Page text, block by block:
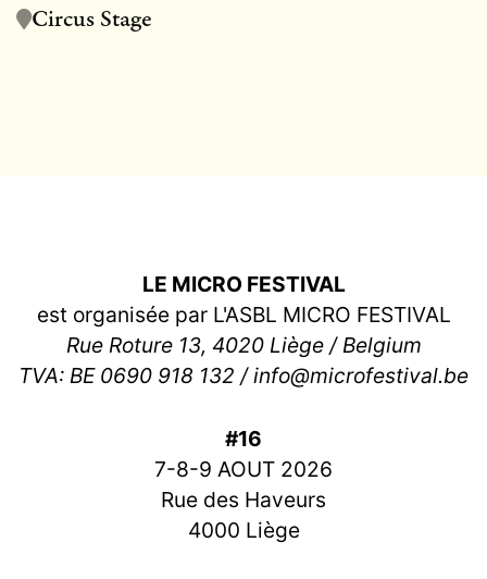
Circus Stage
LE MICRO FESTIVAL
est organisée par L'ASBL MICRO FESTIVAL
Rue Roture 13, 4020 Liège / Belgium
TVA: BE 0690 918 132 / info@microfestival.be
#16
7-8-9 AOUT 2026
Rue des Haveurs
4000 Liège